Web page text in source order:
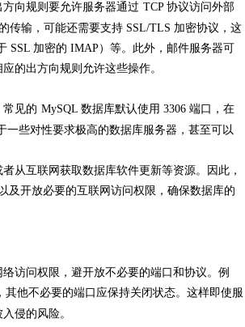
向规则要允许服务器通过 TCP 协议访问外部
传输，可能还需要支持 SSL/TLS 加密协议，这
SSL 加密的 IMAP）等。此外，邮件服务器可
的出方向规则允许这些操作。
常见的 MySQL 数据库默认使用 3306 端口，在
一些对性要求极高的数据库服务器，甚至可以
从互联网获取数据库软件更新等资源。因此，
及开放必要的互联网访问权限，确保数据库的
访问权限，避开放不必要的端口和协议。例
其他不必要的端口应保持关闭状态。这样即使服
侵的风险。